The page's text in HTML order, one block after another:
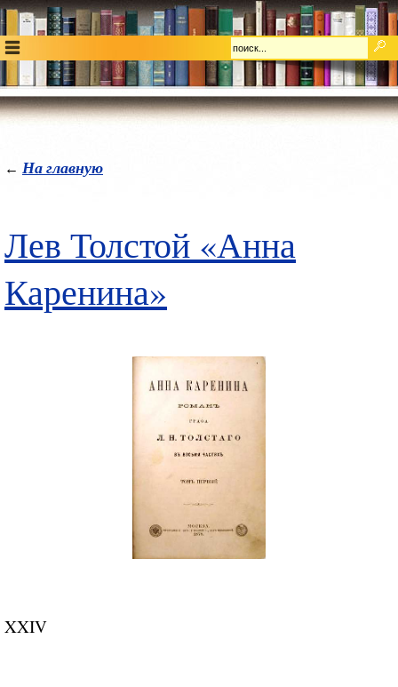
← На главную
Лев Толстой «Анна
Каренина»
XXIV